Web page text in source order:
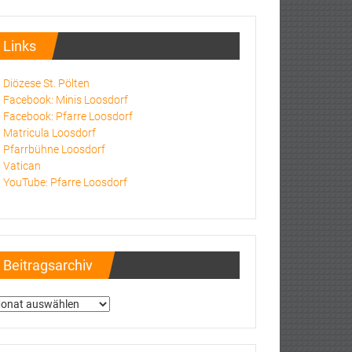
Links
Diözese St. Pölten
Facebook: Minis Loosdorf
Facebook: Pfarre Loosdorf
Matricula Loosdorf
Pfarrbühne Loosdorf
Vatican
YouTube: Pfarre Loosdorf
Beitragsarchiv